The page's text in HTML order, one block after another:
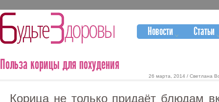
Новости Статьи
Польза корицы для похудения
26 марта, 2014 / Светлана
Корица не только придаёт блюдам